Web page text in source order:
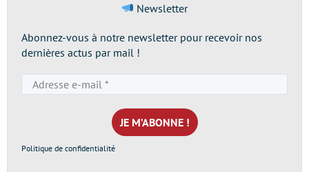
Newsletter
Abonnez-vous à notre newsletter pour recevoir nos
dernières actus par mail !
e-
mail
*
Politique de confidentialité